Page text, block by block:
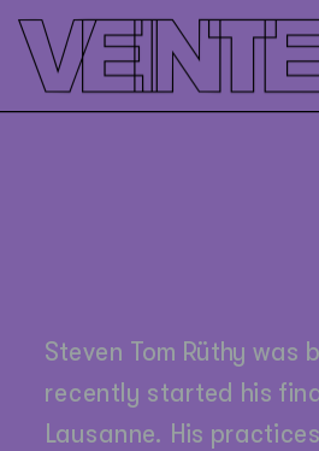
Steven Tom Rüthy was
recently started his
Lausanne. His